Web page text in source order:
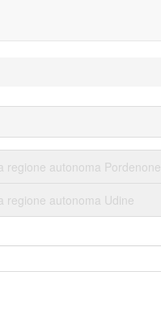
regione autonoma Pordenone
regione autonoma Udine